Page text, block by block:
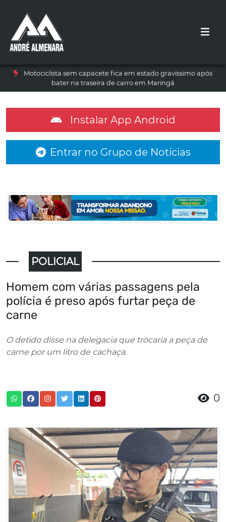
Motociclista sem capacete fica em estado gravíssimo após
bater na traseira de carro em Maringá
Instalar App Android
Entrar no Grupo de Notícias
POLICIAL
Homem com várias passagens pela
polícia é preso após furtar peça de
carne
O detido disse na delegacia que trocaria a peça de
carne por um litro de cachaça.
0